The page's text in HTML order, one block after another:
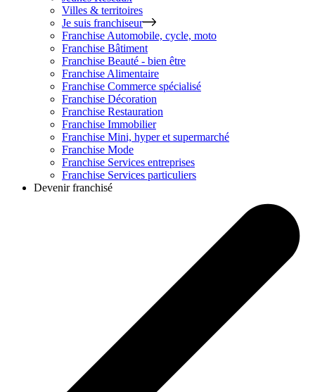
Villes & territoires
Je suis franchiseur
Franchise Automobile, cycle, moto
Franchise Bâtiment
Franchise Beauté - bien être
Franchise Alimentaire
Franchise Commerce spécialisé
Franchise Décoration
Franchise Restauration
Franchise Immobilier
Franchise Mini, hyper et supermarché
Franchise Mode
Franchise Services entreprises
Franchise Services particuliers
Devenir franchisé